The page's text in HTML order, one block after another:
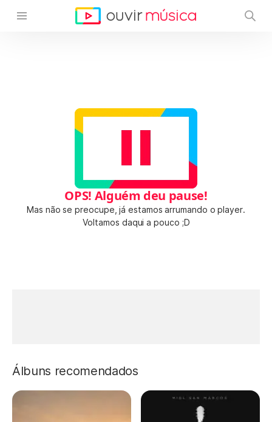
OPS! Alguém deu pause!
Mas não se preocupe, já estamos arrumando o player.
Voltamos daqui a pouco ;D
Álbuns recomendados